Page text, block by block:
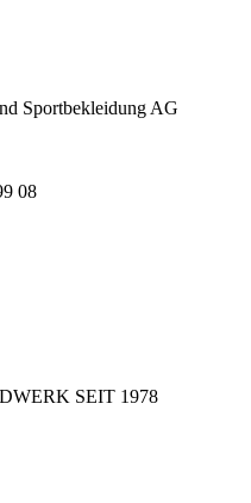
Sportbekleidung AG
08
SEIT 1978